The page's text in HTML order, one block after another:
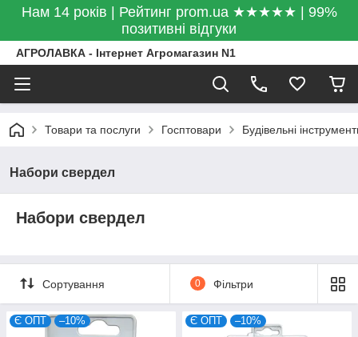
Нам 14 років | Рейтинг prom.ua ★★★★★ | 99%
позитивні відгуки
АГРОЛАВКА - Інтернет Агромагазин N1
Товари та послуги Госптовари Будівельні
Набори свердел
Набори свердел
Сортування 0 Фільтри
Є ОПТ –10% Є ОПТ –10%